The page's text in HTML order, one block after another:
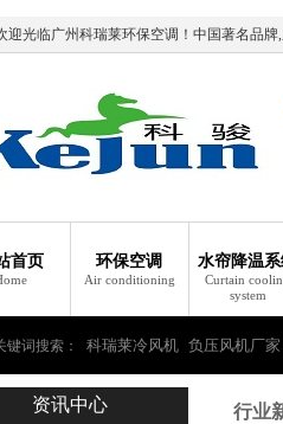
迎光临广州科瑞莱环保空调！中国著名品牌
首页 环保空调
Air conditioning
水帘降温
Curtain
system
键词搜索： 科瑞莱冷风机 负压风机厂家
保空调
资讯中心 行业